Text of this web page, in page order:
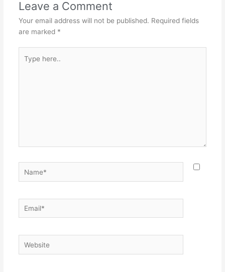
Leave a Comment
Your email address will not be published. Required fields
are marked *
here..